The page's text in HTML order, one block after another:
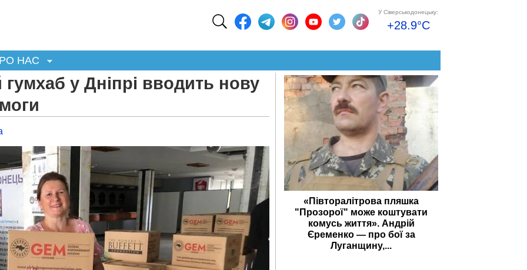
У Сіверськодонецьку:
+28.9°C
НАС
у Дніпрі вводить нову
«Півторалітрова пляшка
"Прозорої" може коштувати
комусь життя». Андрій
Єременко — про бої за
Луганщину,...